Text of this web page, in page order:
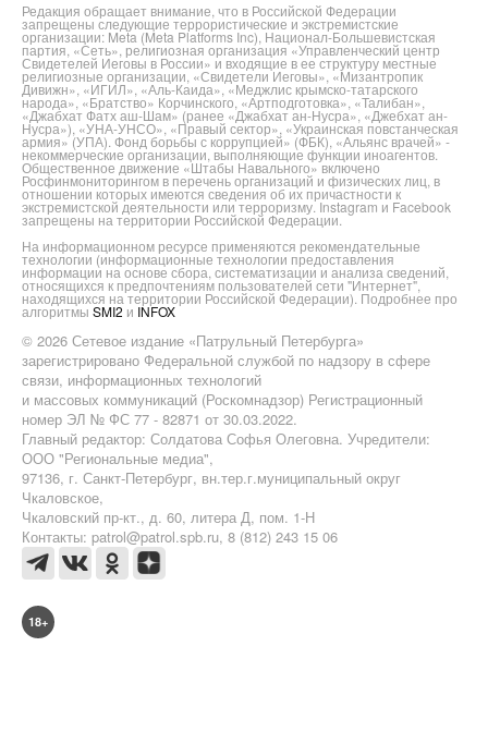
Редакция обращает внимание, что в Российской Федерации
запрещены следующие террористические и экстремистские
организации: Meta (Meta Platforms Inc), Национал-Большевистская
партия, «Сеть», религиозная организация «Управленческий центр
Свидетелей Иеговы в России» и входящие в ее структуру местные
религиозные организации, «Свидетели Иеговы», «Мизантропик
Дивижн», «ИГИЛ», «Аль-Каида», «Меджлис крымско-татарского
народа», «Братство» Корчинского, «Артподготовка», «Талибан»,
«Джабхат Фатх аш-Шам» (ранее «Джабхат ан-Нусра», «Джебхат ан-
Нусра»), «УНА-УНСО», «Правый сектор», «Украинская повстанческая
армия» (УПА). Фонд борьбы с коррупцией» (ФБК), «Альянс врачей» -
некоммерческие организации, выполняющие функции иноагентов.
Общественное движение «Штабы Навального» включено
Росфинмониторингом в перечень организаций и физических лиц, в
отношении которых имеются сведения об их причастности к
экстремистской деятельности или терроризму. Instagram и Facebook
запрещены на территории Российской Федерации.
На информационном ресурсе применяются рекомендательные
технологии (информационные технологии предоставления
информации на основе сбора, систематизации и анализа сведений,
относящихся к предпочтениям пользователей сети "Интернет",
находящихся на территории Российской Федерации). Подробнее про
алгоритмы SMI2 и INFOX
© 2026 Сетевое издание «Патрульный Петербурга»
зарегистрировано Федеральной службой по надзору в сфере
связи, информационных технологий
и массовых коммуникаций (Роскомнадзор) Регистрационный
номер ЭЛ № ФС 77 - 82871 от 30.03.2022.
Главный редактор: Солдатова Софья Олеговна. Учредители:
ООО "Региональные медиа",
97136, г. Санкт-Петербург, вн.тер.г.муниципальный округ
Чкаловское,
Чкаловский пр-кт., д. 60, литера Д, пом. 1-Н
Контакты: patrol@patrol.spb.ru, 8 (812) 243 15 06
18+